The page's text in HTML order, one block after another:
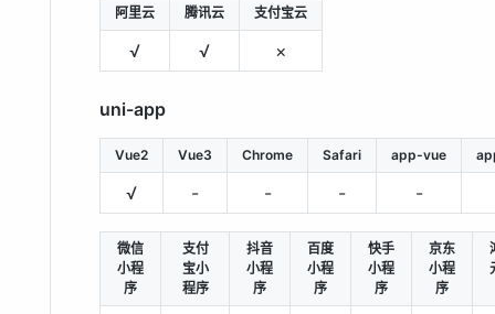
阿里云 腾讯云 支付宝云
√ √ ×
uni-app
Vue2 Vue3 Chrome Safari app-vue
√ - - - -
微信
小程
序
支付
宝小
程序
抖音
小程
序
百度
小程
序
快手
小程
序
京东
小程
序